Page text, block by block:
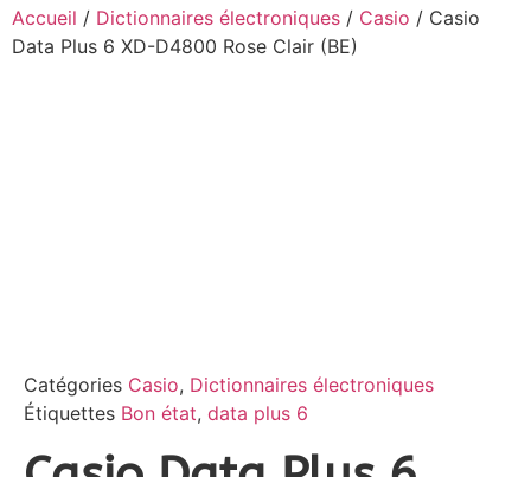
Accueil / Dictionnaires électroniques / Casio / Casio
Data Plus 6 XD-D4800 Rose Clair (BE)
Catégories Casio, Dictionnaires électroniques
Étiquettes Bon état, data plus 6